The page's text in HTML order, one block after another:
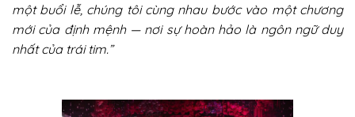
một buổi lễ, chúng tôi cùng nhau bước vào một chương
mới của định mệnh — nơi sự hoàn hảo là ngôn ngữ duy
nhất của trái tim.”